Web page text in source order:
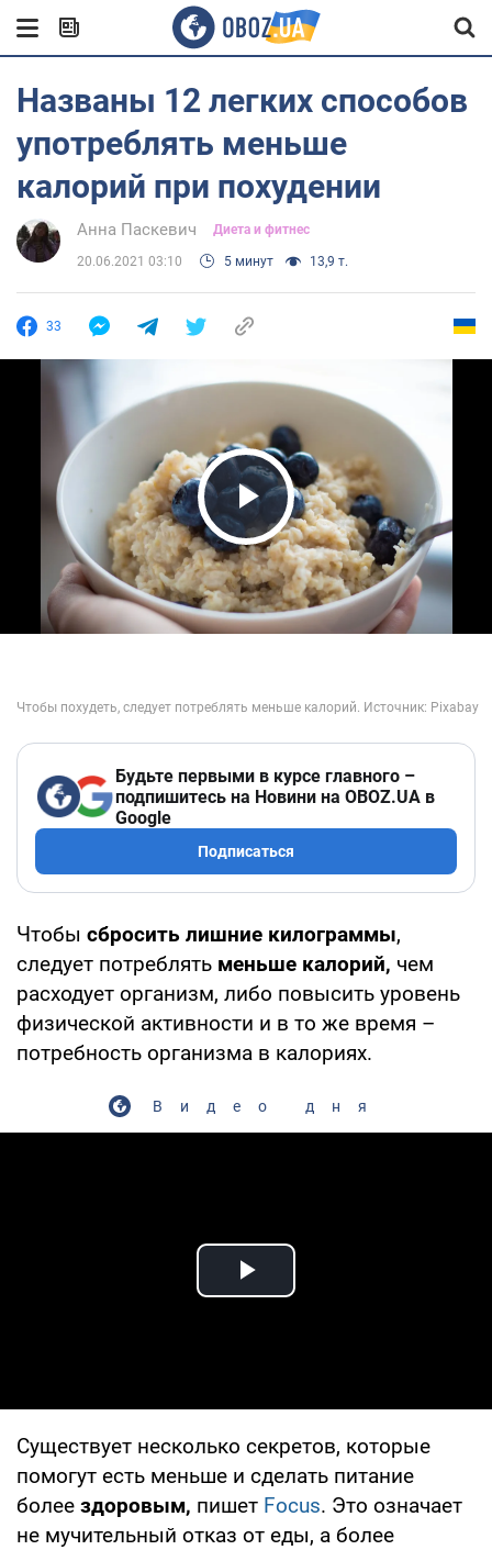
Названы 12 легких способов
употреблять меньше
калорий при похудении
Анна Паскевич Диета и фитнес
20.06.2021 03:10 5 минут 13,9 т.
33
Play Video
Будьте первыми в курсе главного –
подпишитесь на Новини на OBOZ.UA в
Google
Подписаться
Чтобы сбросить лишние килограммы,
следует потреблять меньше калорий, чем
расходует организм, либо повысить уровень
физической активности и в то же время –
потребность организма в калориях.
Видео дня
Play Video
Существует несколько секретов, которые
помогут есть меньше и сделать питание
более здоровым, пишет Focus. Это означает
не мучительный отказ от еды, а более